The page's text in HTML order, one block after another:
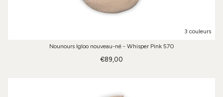
3 couleurs
Nounours Igloo nouveau-né - Whisper Pink 570
€89,00